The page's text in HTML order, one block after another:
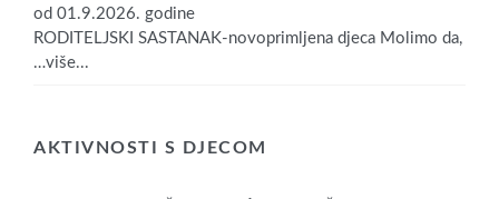
od 01.9.2026. godine
RODITELJSKI SASTANAK-novoprimljena djeca Molimo da,
…više...
AKTIVNOSTI S DJECOM